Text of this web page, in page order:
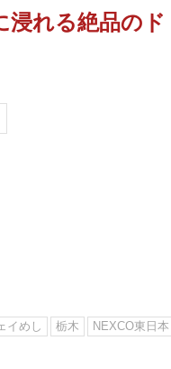
れる絶品のド
イめし 栃木
NEXCO東日本